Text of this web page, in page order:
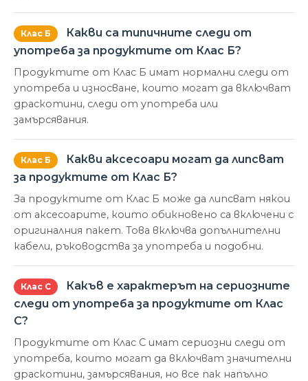
Клас Б
Какви са типичните следи от
употреба за продуктите от Клас Б?
Продуктите от Клас Б имат нормални следи от
употреба и износване, които могат да включват
драскотини, следи от употреба или
замърсявания.
Клас Б
Какви аксесоари могат да липсват
за продуктите от Клас Б?
За продуктите от Клас Б може да липсват някои
от аксесоарите, които обикновено са включени с
оригиналния пакет. Това включва допълнителни
кабели, ръководства за употреба и подобни.
Клас С
Какъв е характерът на сериозните
следи от употреба за продуктите от Клас
С?
Продуктите от Клас С имат сериозни следи от
употреба, които могат да включват значителни
драскотини, замърсявания, но все пак напълно